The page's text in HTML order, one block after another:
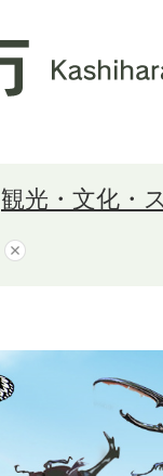
観光・文化・